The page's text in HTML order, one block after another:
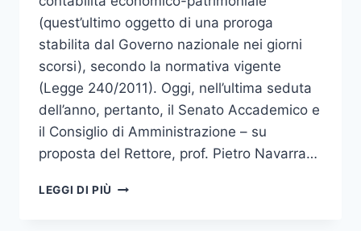
(quest’ultimo oggetto di una proroga
stabilita dal Governo nazionale nei giorni
scorsi), secondo la normativa vigente
(Legge 240/2011). Oggi, nell’ultima seduta
dell’anno, pertanto, il Senato Accademico e
il Consiglio di Amministrazione – su
proposta del Rettore, prof. Pietro Navarra…
LEGGI DI PIÙ SENATO